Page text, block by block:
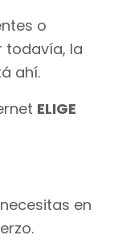
o
todavía, la
ahí.
ELIGE
en